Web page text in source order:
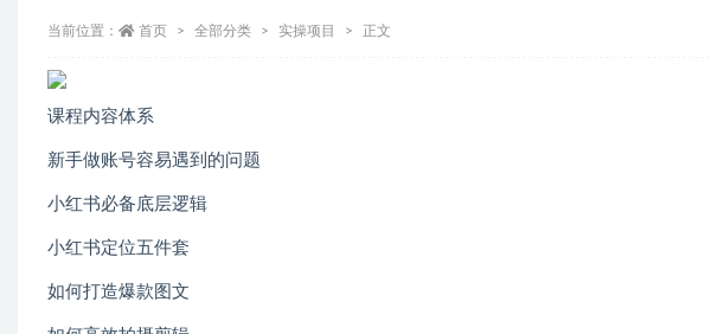
当前位置： 首页 全部分类 实操项目 正文
课程内容体系
新手做账号容易遇到的问题
小红书必备底层逻辑
小红书定位五件套
如何打造爆款图文